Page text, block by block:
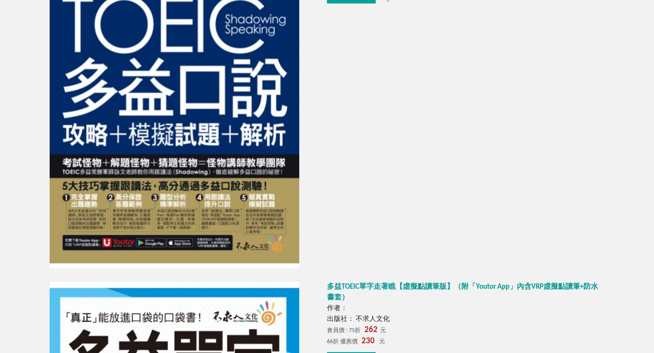
多益TOEIC單字走著瞧【虛擬點讀筆版】（附「Youtor App」內含VRP虛擬點讀筆+防水
書套）
作者：
出版社： 不求人文化
會員價 : 75折 262 元
66折 優惠價
230 元